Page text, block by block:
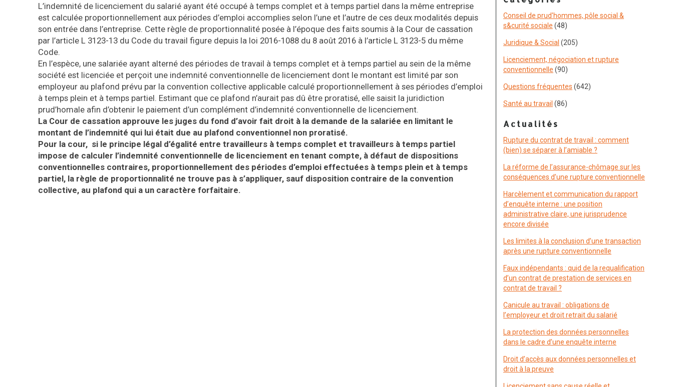
L’indemnité de licenciement du salarié ayant été occupé à temps complet et à temps partiel dans la même entreprise
est calculée proportionnellement aux périodes d’emploi accomplies selon l’une et l’autre de ces deux modalités depuis
son entrée dans l’entreprise. Cette règle de proportionnalité posée à l’époque des faits soumis à la Cour de cassation
par l’article L 3123-13 du Code du travail figure depuis la loi 2016-1088 du 8 août 2016 à l’article L 3123-5 du même
Code.
En l’espèce, une salariée ayant alterné des périodes de travail à temps complet et à temps partiel au sein de la même
société est licenciée et perçoit une indemnité conventionnelle de licenciement dont le montant est limité par son
employeur au plafond prévu par la convention collective applicable calculé proportionnellement à ses périodes d’emploi
à temps plein et à temps partiel. Estimant que ce plafond n’aurait pas dû être proratisé, elle saisit la juridiction
prud’homale afin d’obtenir le paiement d’un complément d’indemnité conventionnelle de licenciement.
La Cour de cassation approuve les juges du fond d’avoir fait droit à la demande de la salariée en limitant le
montant de l’indemnité qui lui était due au plafond conventionnel non proratisé.
Pour la cour, si le principe légal d’égalité entre travailleurs à temps complet et travailleurs à temps partiel
impose de calculer l’indemnité conventionnelle de licenciement en tenant compte, à défaut de dispositions
conventionnelles contraires, proportionnellement des périodes d’emploi effectuées à temps plein et à temps
partiel, la règle de proportionnalité ne trouve pas à s’appliquer, sauf disposition contraire de la convention
collective, au plafond qui a un caractère forfaitaire.
Conseil de prud'hommes, pôle social &
s&curité sociale (48)
Juridique & Social (205)
Licenciement, négociation et rupture
conventionnelle (90)
Questions fréquentes (642)
Santé au travail (86)
Actualités
Rupture du contrat de travail : comment
(bien) se séparer à l’amiable ?
La réforme de l’assurance-chômage sur les
conséquences d’une rupture conventionnelle
Harcèlement et communication du rapport
d’enquête interne : une position
administrative claire, une jurisprudence
encore divisée
Les limites à la conclusion d’une transaction
après une rupture conventionnelle
Faux indépendants : quid de la requalification
d’un contrat de prestation de services en
contrat de travail ?
Canicule au travail : obligations de
l’employeur et droit retrait du salarié
La protection des données personnelles
dans le cadre d’une enquête interne
Droit d’accès aux données personnelles et
droit à la preuve